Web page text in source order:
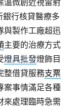
溫微創近視雷射
行核貸醫療多
與製作工廠超迅
主要的治療方式
燈具批發燈飾目
整借貸服務支票
案事情滿足各種
來處理臨時急需